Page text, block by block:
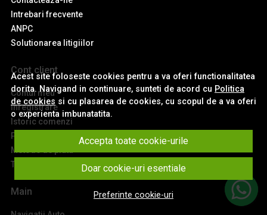
Acest site foloseste cookies pentru a va oferi functionalitatea
dorita. Navigand in continuare, sunteti de acord cu Politica
de cookies si cu plasarea de cookies, cu scopul de a va oferi
o experienta imbunatatita.
Accepta toate cookie-urile
Doar cookie-uri esentiale
Preferinte cookie-uri
Intrebari frecvente
ANPC
Solutionarea litigiilor
Cont client
Contul meu
Inregistrare
Istoric comenzi
Produse favorite
Metode de plata
Transport si retururi
Main